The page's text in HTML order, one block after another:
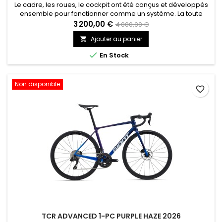
Le cadre, les roues, le cockpit ont été conçus et développés
ensemble pour fonctionner comme un système. La toute
nouvelle technologie de tube de direction OverDrive Aero est
associée à une potence Contact AeroLight et des entretoises
spécifiques pour une semi intégration de la câblerie et des
réglages et une maintenance très faciles.Doté d'un rapport...
3 200,00 € 4 000,00 €
 Ajouter au panier
 En Stock
Non disponible
TCR ADVANCED 1-PC PURPLE HAZE 2026
favorite_border